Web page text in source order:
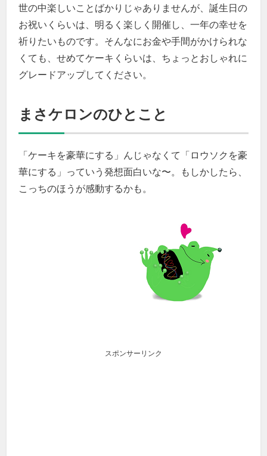
世の中楽しいことばかりじゃありませんが、誕生日の
お祝いくらいは、明るく楽しく開催し、一年の幸せを
祈りたいものです。そんなにお金や手間がかけられな
くても、せめてケーキくらいは、ちょっとおしゃれに
グレードアップしてください。
まさケロンのひとこと
「ケーキを豪華にする」んじゃなくて「ロウソクを豪
華にする」っていう発想面白いな〜。もしかしたら、
こっちのほうが感動するかも。
スポンサーリンク